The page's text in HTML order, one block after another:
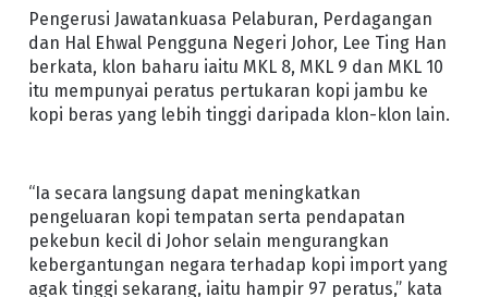
Pengerusi Jawatankuasa Pelaburan, Perdagangan
dan Hal Ehwal Pengguna Negeri Johor, Lee Ting Han
berkata, klon baharu iaitu MKL 8, MKL 9 dan MKL 10
itu mempunyai peratus pertukaran kopi jambu ke
kopi beras yang lebih tinggi daripada klon-klon lain.
“Ia secara langsung dapat meningkatkan
pengeluaran kopi tempatan serta pendapatan
pekebun kecil di Johor selain mengurangkan
kebergantungan negara terhadap kopi import yang
agak tinggi sekarang, iaitu hampir 97 peratus,” kata